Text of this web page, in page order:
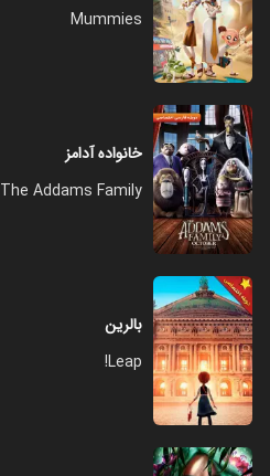
Mummies
خانواده آدامز
The Addams Family
بالرین
Leap!